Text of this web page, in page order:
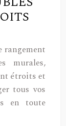
rangement
murales,
étroits et
tous vos
en toute